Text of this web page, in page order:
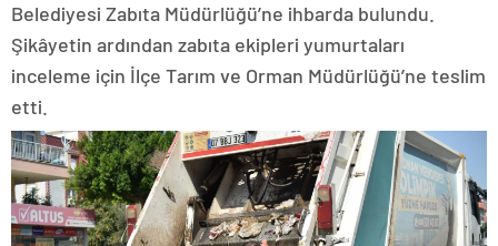
Belediyesi Zabıta Müdürlüğü’ne ihbarda bulundu.
Şikâyetin ardından zabıta ekipleri yumurtaları
inceleme için İlçe Tarım ve Orman Müdürlüğü’ne teslim
etti.